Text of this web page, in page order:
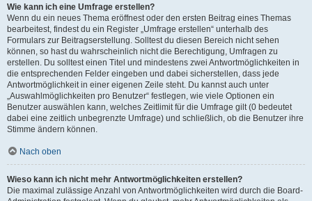
Wie kann ich eine Umfrage erstellen?
Wenn du ein neues Thema eröffnest oder den ersten Beitrag eines Themas
bearbeitest, findest du ein Register „Umfrage erstellen“ unterhalb des
Formulars zur Beitragserstellung. Solltest du diesen Bereich nicht sehen
können, so hast du wahrscheinlich nicht die Berechtigung, Umfragen zu
erstellen. Du solltest einen Titel und mindestens zwei Antwortmöglichkeiten in
die entsprechenden Felder eingeben und dabei sicherstellen, dass jede
Antwortmöglichkeit in einer eigenen Zeile steht. Du kannst auch unter
„Auswahlmöglichkeiten pro Benutzer“ festlegen, wie viele Optionen ein
Benutzer auswählen kann, welches Zeitlimit für die Umfrage gilt (0 bedeutet
dabei eine zeitlich unbegrenzte Umfrage) und schließlich, ob die Benutzer ihre
Stimme ändern können.
Nach oben
Wieso kann ich nicht mehr Antwortmöglichkeiten erstellen?
Die maximal zulässige Anzahl von Antwortmöglichkeiten wird durch die Board-